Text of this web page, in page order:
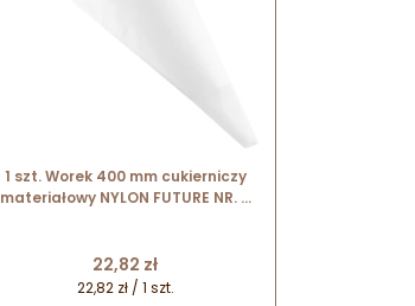
1 szt. Worek 400 mm cukierniczy
materiałowy NYLON FUTURE NR. 3
Cena
22,82 zł
22,82 zł / 1 szt.